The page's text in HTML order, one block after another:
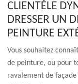
CLIENTÈLE
DRESSER UN
PEINTURE
Vous souhaitez
de peinture, ou pour
ravalement de façade